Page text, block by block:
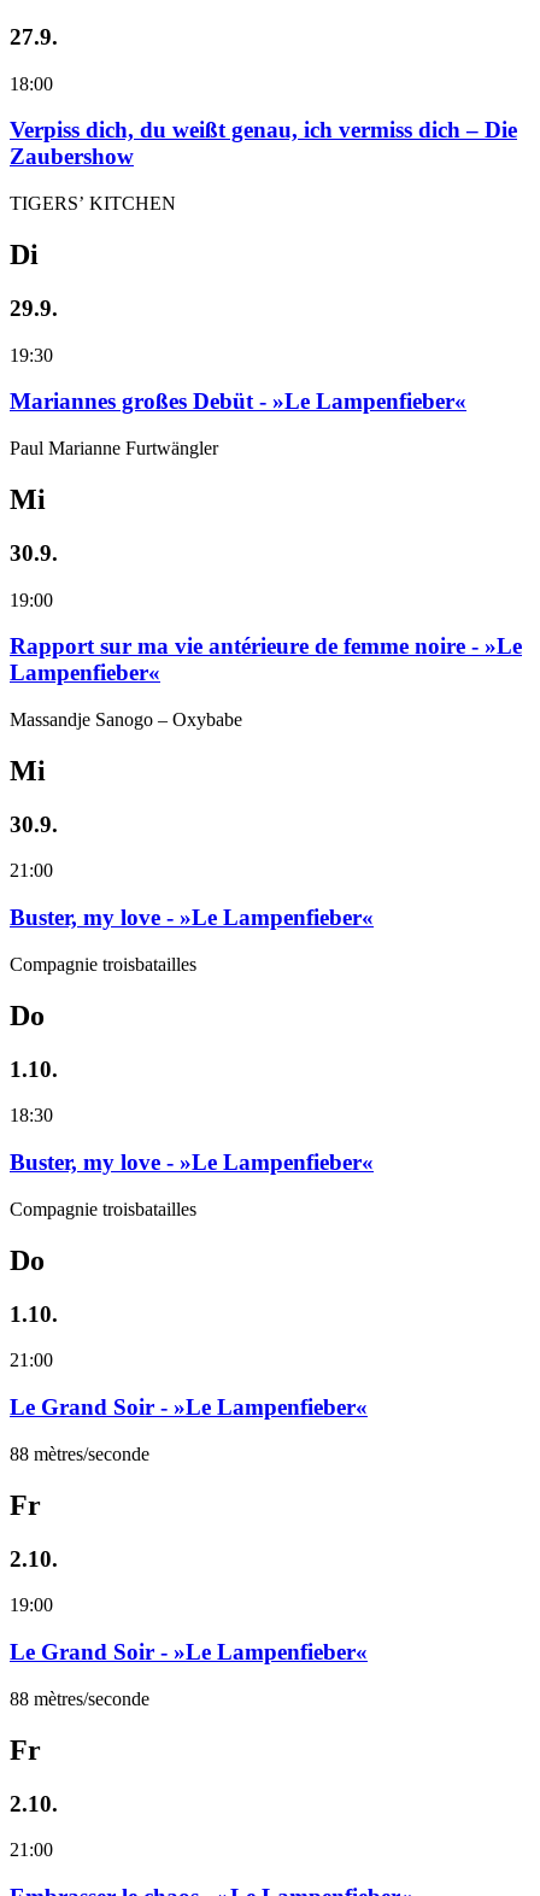
27.9.
18:00
Verpiss dich, du weißt genau, ich vermiss dich – Die
Zaubershow
TIGERS’ KITCHEN
Di
29.9.
19:30
Mariannes großes Debüt - »Le Lampenfieber«
Paul Marianne Furtwängler
Mi
30.9.
19:00
Rapport sur ma vie antérieure de femme noire - »Le
Lampenfieber«
Massandje Sanogo – Oxybabe
Mi
30.9.
21:00
Buster, my love - »Le Lampenfieber«
Compagnie troisbatailles
Do
1.10.
18:30
Buster, my love - »Le Lampenfieber«
Compagnie troisbatailles
Do
1.10.
21:00
Le Grand Soir - »Le Lampenfieber«
88 mètres/seconde
Fr
2.10.
19:00
Le Grand Soir - »Le Lampenfieber«
88 mètres/seconde
Fr
2.10.
21:00